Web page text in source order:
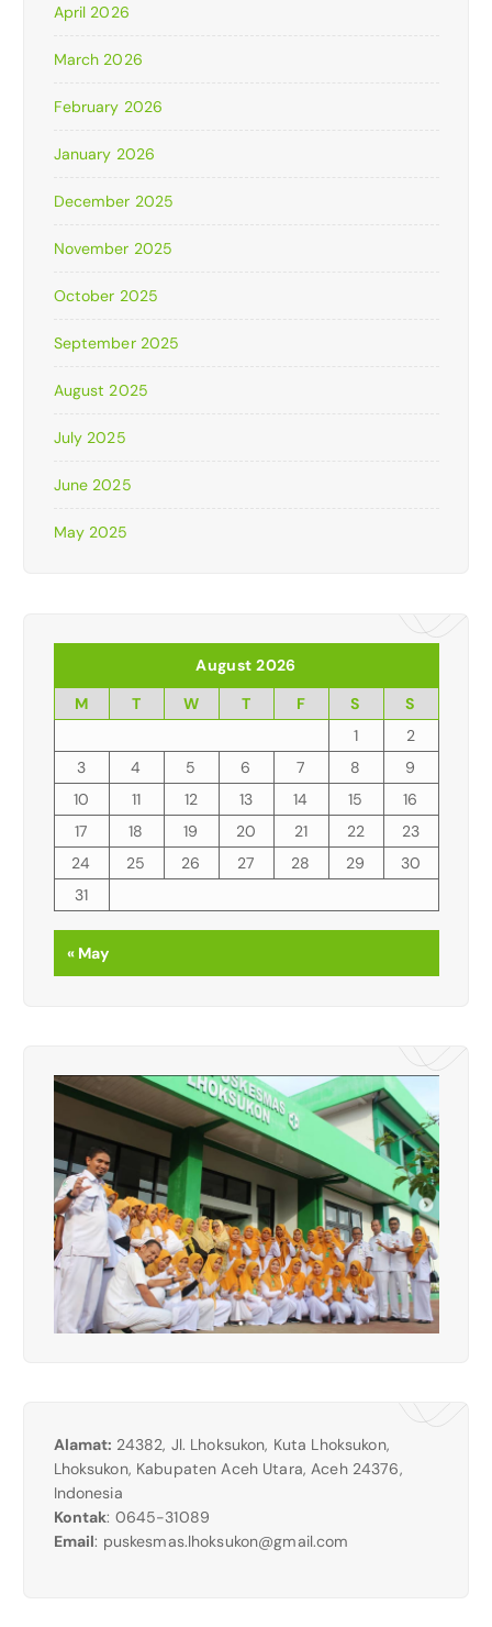
April 2026
March 2026
February 2026
January 2026
December 2025
November 2025
October 2025
September 2025
August 2025
July 2025
June 2025
May 2025
August 2026
M
T W T F S
S
1
2
3
4 5 6 7 8
9
10
11 12 13 14 15
16
17
18 19 20 21 22
23
24
25 26 27 28 29
30
31
« May
Alamat: 24382, Jl. Lhoksukon, Kuta Lhoksukon,
Lhoksukon, Kabupaten Aceh Utara, Aceh 24376,
Indonesia
Kontak: 0645-31089
Email: puskesmas.lhoksukon@gmail.com